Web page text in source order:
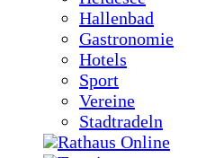
Hallenbad
Gastronomie
Hotels
Sport
Vereine
Stadtradeln
Rathaus Online